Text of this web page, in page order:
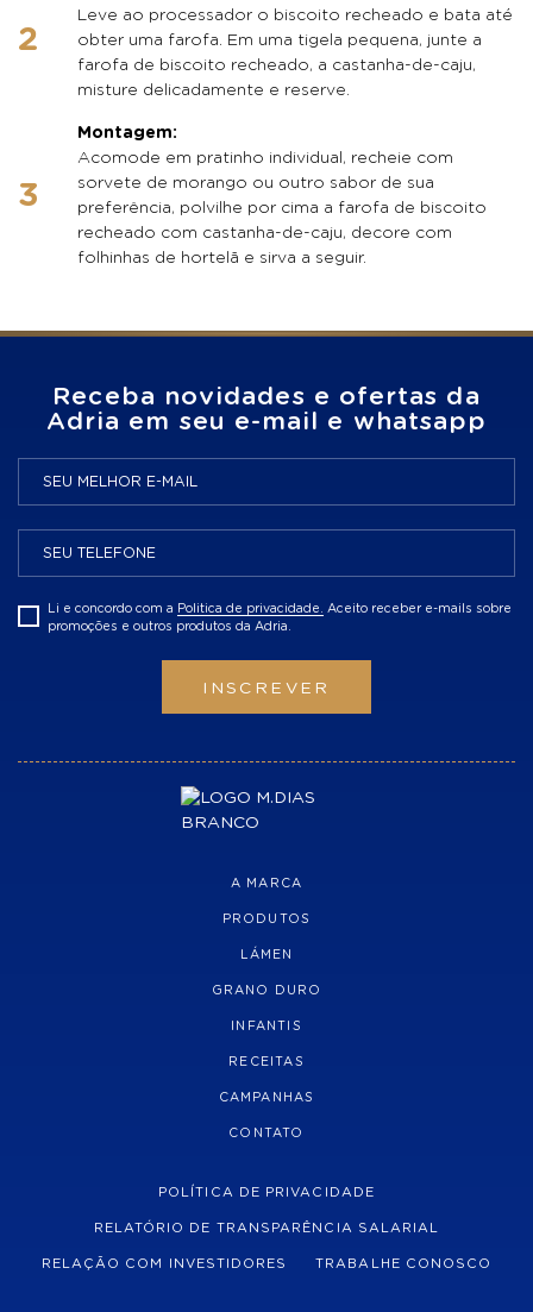
Leve ao processador o biscoito recheado e bata até
obter uma farofa. Em uma tigela pequena, junte a
farofa de biscoito recheado, a castanha-de-caju,
misture delicadamente e reserve.
Montagem:
Acomode em pratinho individual, recheie com
sorvete de morango ou outro sabor de sua
preferência, polvilhe por cima a farofa de biscoito
recheado com castanha-de-caju, decore com
folhinhas de hortelã e sirva a seguir.
Receba novidades e ofertas da
Adria em seu e-mail e whatsapp
Li e concordo com a Politica de privacidade. Aceito receber e-mails sobre
promoções e outros produtos da Adria.
INSCREVER
A MARCA
PRODUTOS
LÁMEN
GRANO DURO
INFANTIS
RECEITAS
CAMPANHAS
CONTATO
POLÍTICA DE PRIVACIDADE
RELATÓRIO DE TRANSPARÊNCIA SALARIAL
RELAÇÃO COM INVESTIDORES TRABALHE CONOSCO